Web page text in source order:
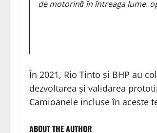
de motorină în întreaga lume.
În 2021, Rio Tinto și BHP au
dezvoltarea și validarea
Camioanele incluse în aceste
ABOUT THE AUTHOR